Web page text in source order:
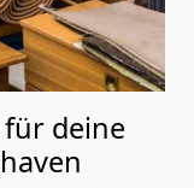
für deine